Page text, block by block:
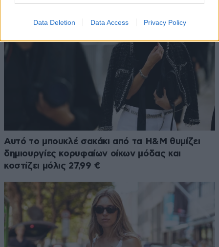
Data Deletion Data Access Privacy Policy
Αυτό το μπουκλέ σακάκι από τα H&M θυμίζει
δημιουργίες κορυφαίων οίκων μόδας και
κοστίζει μόλις 27,99 €